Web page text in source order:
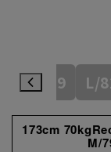
M/79 L/
173cm
M/